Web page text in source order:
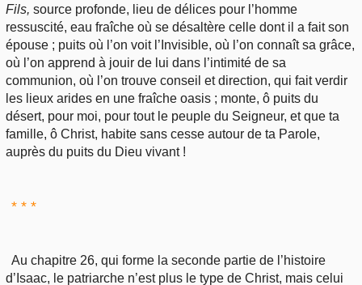
Fils, source profonde, lieu de délices pour l’homme
ressuscité, eau fraîche où se désaltère celle dont il a fait son
épouse ; puits où l’on voit l’Invisible, où l’on connaît sa grâce,
où l’on apprend à jouir de lui dans l’intimité de sa
communion, où l’on trouve conseil et direction, qui fait verdir
les lieux arides en une fraîche oasis ; monte, ô puits du
désert, pour moi, pour tout le peuple du Seigneur, et que ta
famille, ô Christ, habite sans cesse autour de ta Parole,
auprès du puits du Dieu vivant !
* * *
Au chapitre 26, qui forme la seconde partie de l’histoire
d’Isaac, le patriarche n’est plus le type de Christ, mais celui